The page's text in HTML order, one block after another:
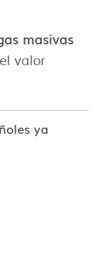
masivas
valor
ya